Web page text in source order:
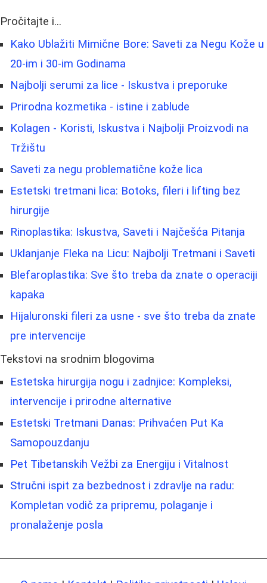
Pročitajte i...
Kako Ublažiti Mimične Bore: Saveti za Negu Kože u
20-im i 30-im Godinama
Najbolji serumi za lice - Iskustva i preporuke
Prirodna kozmetika - istine i zablude
Kolagen - Koristi, Iskustva i Najbolji Proizvodi na
Tržištu
Saveti za negu problematične kože lica
Estetski tretmani lica: Botoks, fileri i lifting bez
hirurgije
Rinoplastika: Iskustva, Saveti i Najčešća Pitanja
Uklanjanje Fleka na Licu: Najbolji Tretmani i Saveti
Blefaroplastika: Sve što treba da znate o operaciji
kapaka
Hijaluronski fileri za usne - sve što treba da znate
pre intervencije
Tekstovi na srodnim blogovima
Estetska hirurgija nogu i zadnjice: Kompleksi,
intervencije i prirodne alternative
Estetski Tretmani Danas: Prihvaćen Put Ka
Samopouzdanju
Pet Tibetanskih Vežbi za Energiju i Vitalnost
Stručni ispit za bezbednost i zdravlje na radu:
Kompletan vodič za pripremu, polaganje i
pronalaženje posla